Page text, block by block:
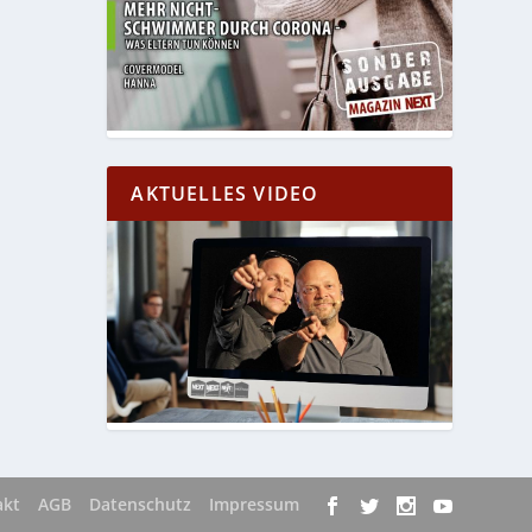
AKTUELLES VIDEO
AGB Datenschutz Impressum